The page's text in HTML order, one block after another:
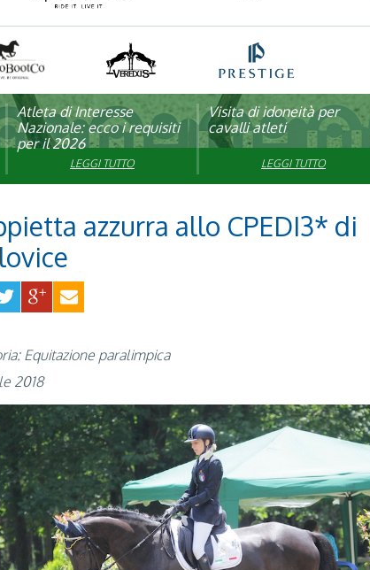
Atleta di Interesse
Nazionale: ecco i requisiti
per il 2026
LEGGI TUTTO
Visita di idoneità per
cavalli atleti
LEGGI TUTTO
Natale con la FISE: al via
la nona edizione
dell’iniziativa solidale della
Federazione Italiana Sport
LEGGI TUTTO
Studente Atleta di alto
livello: pubblicato il bando
per l’anno scolastico
2025/2026LEGGI TUTTO
azzurra allo CPEDI3* di
Equitazione paralimpica
2018